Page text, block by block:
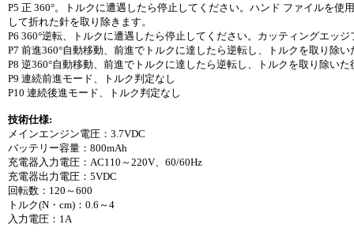
P5 正 360°。トルクに遭遇したら停止してください。ハンド ファイルを
して折れた針を取り除きます。
P6 360°逆転、トルクに遭遇したら停止してください。カッティングエッ
P7 前進360°自動移動、前進でトルクに達したら逆転し、トルクを取り除
P8 逆360°自動移動、前進でトルクに達したら逆転し、トルクを取り除い
P9 連続前進モード、トルク判定なし
P10 連続後進モード、トルク判定なし
技術仕様:
メインエンジン電圧：3.7VDC
バッテリー容量：800mAh
充電器入力電圧：AC110～220V、60/60Hz
充電器出力電圧：5VDC
回転数：120～600
トルク(N・cm)：0.6～4
入力電圧：1A